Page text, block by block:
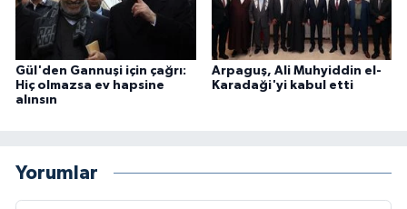
Gül'den Gannuşi için çağrı:
Hiç olmazsa ev hapsine
alınsın
Arpaguş, Ali Muhyiddin el-
Karadaği'yi kabul etti
Yorumlar